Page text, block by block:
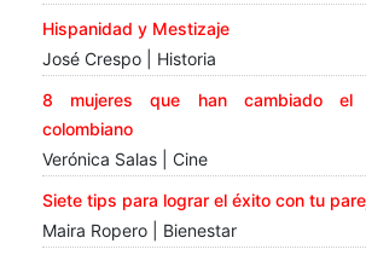
Hispanidad y Mestizaje
José Crespo | Historia
8 mujeres que han cambiado el
colombiano
Verónica Salas | Cine
Siete tips para lograr el éxito con tu
Maira Ropero | Bienestar